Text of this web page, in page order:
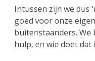
Intussen zijn we dus
goed voor onze
buitenstaanders. We
hulp, en wie doet dat